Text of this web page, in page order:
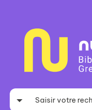
recherche